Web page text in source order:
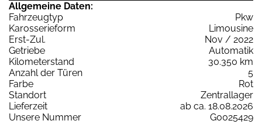
Allgemeine Daten:
Fahrzeugtyp
Pkw
Karosserieform
Limousine
Erst-Zul.
Nov / 2022
Getriebe
Automatik
Kilometerstand
30.350 km
Anzahl der Türen
5
Farbe
Rot
Standort
Zentrallager
Lieferzeit
ab ca. 18.08.2026
Unsere Nummer
G0025429